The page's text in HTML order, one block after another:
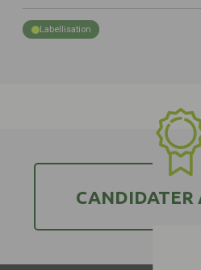
Labellisation
CANDIDATER